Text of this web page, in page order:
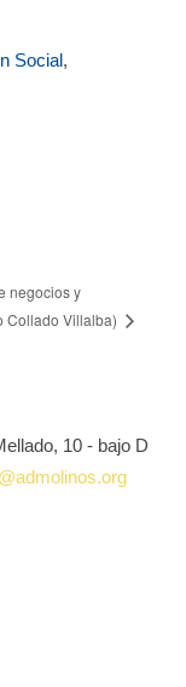
Social,
negocios y
Collado Villalba)
10 - bajo D